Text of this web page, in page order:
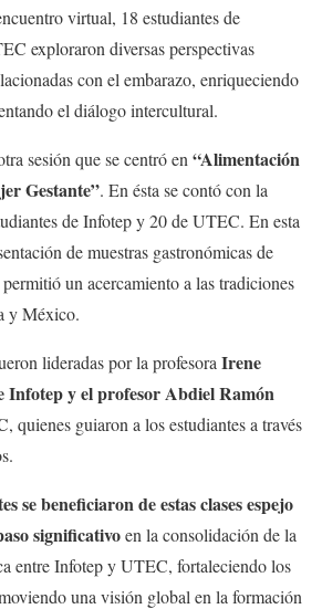
virtual, 18 estudiantes de
exploraron diversas perspectivas
con el embarazo, enriqueciendo
el diálogo intercultural.
sesión que se centró en “Alimentación
Gestante”. En ésta se contó con la
de Infotep y 20 de UTEC. En esta
de muestras gastronómicas de
un acercamiento a las tradiciones
y México.
lideradas por la profesora Irene
Infotep y el profesor Abdiel Ramón
, quienes guiaron a los estudiantes a través
se beneficiaron de estas clases espejo
significativoen la consolidación de la
entre Infotep y UTEC, fortaleciendo los
una visión global en la formación